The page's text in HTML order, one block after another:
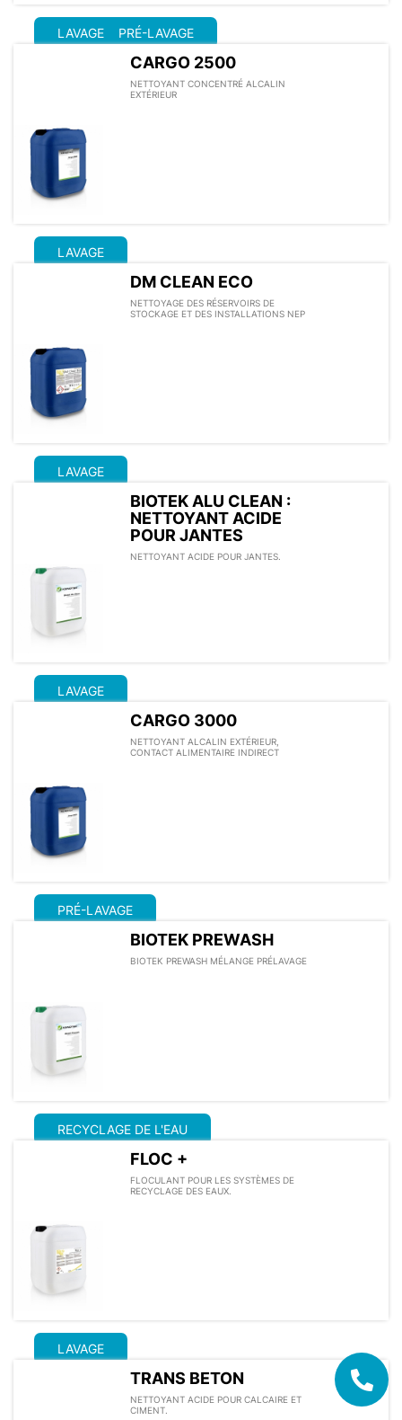
LAVAGE PRÉ-LAVAGE
CARGO 2500
NETTOYANT CONCENTRÉ ALCALIN
EXTÉRIEUR
LAVAGE
DM CLEAN ECO
NETTOYAGE DES RÉSERVOIRS DE
STOCKAGE ET DES INSTALLATIONS NEP
LAVAGE
BIOTEK ALU CLEAN :
NETTOYANT ACIDE
POUR JANTES
NETTOYANT ACIDE POUR JANTES.
LAVAGE
CARGO 3000
NETTOYANT ALCALIN EXTÉRIEUR,
CONTACT ALIMENTAIRE INDIRECT
PRÉ-LAVAGE
BIOTEK PREWASH
BIOTEK PREWASH MÉLANGE PRÉLAVAGE
RECYCLAGE DE L'EAU
FLOC +
FLOCULANT POUR LES SYSTÈMES DE
RECYCLAGE DES EAUX.
LAVAGE
TRANS BETON
NETTOYANT ACIDE POUR CALCAIRE ET
CIMENT.